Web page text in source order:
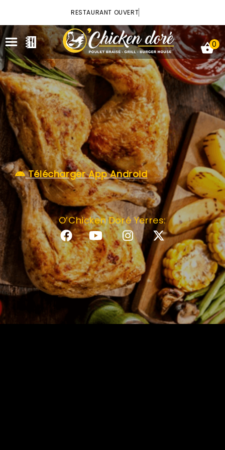
RESTAURANT OUVERT
ACCUEIL
LA CARTE
VOTRE COMPTE
NOTRE RESTAURANT
VOS AVIS
MENTIONS LÉGALES
C.G.V
0
Télécharger App Android
O’Chicken Doré Yerres: